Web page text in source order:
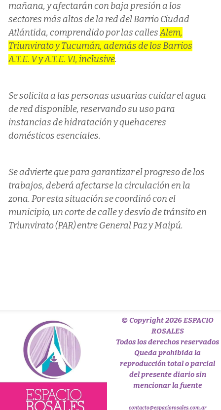
mañana, y afectarán con baja presión a los
sectores más altos de la red del Barrio Ciudad
Atlántida, comprendido por las callesAlem,
Triunvirato y Tucumán, además de los Barrios
A.T.E. V y A.T.E. VI, inclusive.
Se solicita a las personas usuarias cuidar el agua
de red disponible, reservando su uso para
instancias de hidratación y quehaceres
domésticos esenciales.
Se advierte que para garantizar el progreso de los
trabajos, deberá afectarse la circulación en la
zona. Por esta situación se coordinó con el
municipio, un corte de calle y desvío de tránsito en
Triunvirato (PAR) entre General Paz y Maipú.
© Copyright 2026 ESPACIO
ROSALES
Todos los derechos reservados
Queda prohibida la
reproducción total o parcial
del presente diario sin
mencionar la fuente
contacto@espaciorosales.com.ar